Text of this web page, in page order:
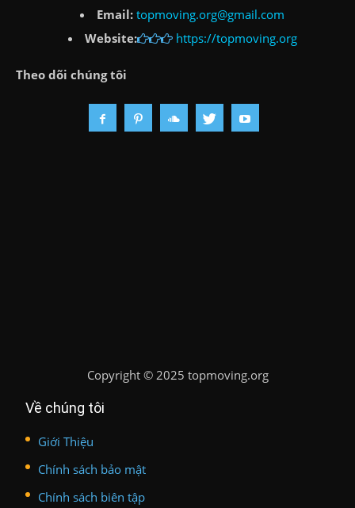
Email: topmoving.org@gmail.com
Website:
https://topmoving.org
Theo dõi chúng tôi
Copyright © 2025 topmoving.org
Về chúng tôi
Giới Thiệu
Chính sách bảo mật
Chính sách biên tập